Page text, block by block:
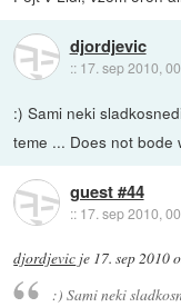
djordjevic
:: 17. sep 2010,
:) Sami neki
teme ... Does not bode
guest #44
:: 17. sep 2010,
djordjevic je 17. sep 2010
:) Sami neki